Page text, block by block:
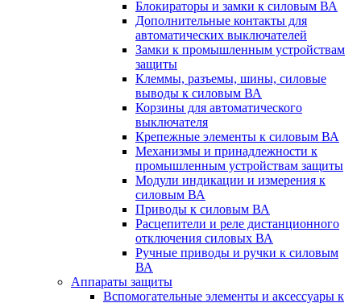
Блокираторы и замки к силовым ВА
Дополнительные контакты для
автоматических выключателей
Замки к промышленным устройствам
защиты
Клеммы, разъемы, шины, силовые
выводы к силовым ВА
Корзины для автоматического
выключателя
Крепежные элементы к силовым ВА
Механизмы и принадлежности к
промышленным устройствам защиты
Модули индикации и измерения к
силовым ВА
Приводы к силовым ВА
Расцепители и реле дистанционного
отключения силовых ВА
Ручные приводы и ручки к силовым
ВА
Аппараты защиты
Вспомогательные элементы и аксессуары к